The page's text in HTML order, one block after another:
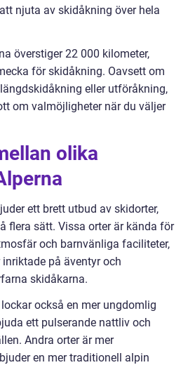
njuta av skidåkning över hela
överstiger 22 000 kilometer,
för skidåkning. Oavsett om
eller utföråkning,
om valmöjligheter när du väljer
olika
ett brett utbud av skidorter,
flera sätt. Vissa orter är kända för
och barnvänliga faciliteter,
på äventyr och
skidåkarna.
också en mer ungdomlig
ett pulserande nattliv och
Andra orter är mer
en mer traditionell alpin